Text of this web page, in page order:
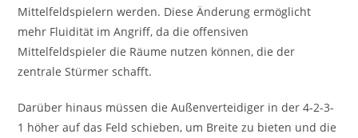
Mittelfeldspielern werden. Diese Änderung ermöglicht
mehr Fluidität im Angriff, da die offensiven
Mittelfeldspieler die Räume nutzen können, die der
zentrale Stürmer schafft.
Darüber hinaus müssen die Außenverteidiger in der 4-2-3-
1 höher auf das Feld schieben, um Breite zu bieten und die